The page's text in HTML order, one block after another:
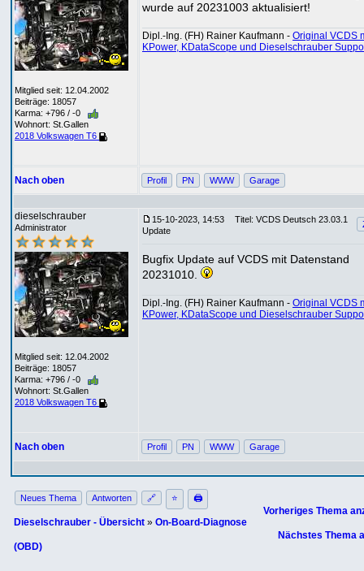
Mitglied seit: 12.04.2002
Beiträge: 18057
Karma: +796 / -0
Wohnort: St.Gallen
2018 Volkswagen T6
wurde auf 20231003 aktualisiert!
Dipl.-Ing. (FH) Rainer Kaufmann - Original VCDS
KPower, KDataScope und Dieselschrauber
Nach oben Profil PN WWW Garage
dieselschrauber
Administrator
Mitglied seit: 12.04.2002
Beiträge: 18057
Karma: +796 / -0
Wohnort: St.Gallen
2018 Volkswagen T6
15-10-2023, 14:53
Titel: VCDS Deutsch 23.03.1
Update
Bugfix Update auf VCDS mit Datenstand
20231010.
Dipl.-Ing. (FH) Rainer Kaufmann - Original VCDS
KPower, KDataScope und Dieselschrauber
Nach oben Profil PN WWW Garage
Neues Thema Antworten 🔗 ⭐ 🖨
Dieselschrauber - Übersicht » On-Board-Diagnose
(OBD)
Vorheriges Thema
Nächstes Thema